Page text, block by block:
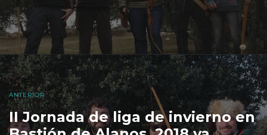
ANTERIOR
II Jornada de liga de invierno en